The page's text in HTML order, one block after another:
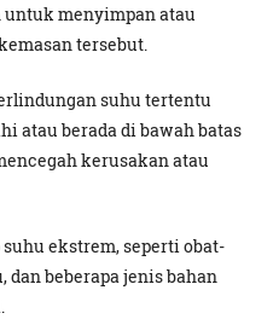
menyimpan atau
tersebut.
suhu tertentu
atau berada di bawah batas
kerusakan atau
ekstrem, seperti obat-
dan beberapa jenis bahan